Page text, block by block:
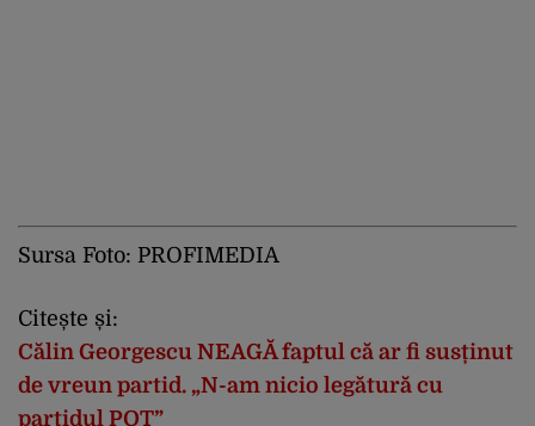
Sursa Foto: PROFIMEDIA
Citește și:
Călin Georgescu NEAGĂ faptul că ar fi susținut
de vreun partid. „N-am nicio legătură cu
partidul POT”